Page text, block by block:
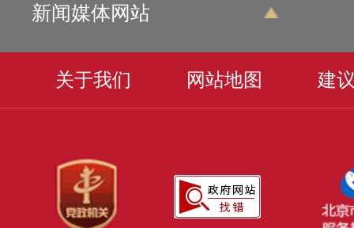
新闻媒体网站
关于我们 网站地图 建